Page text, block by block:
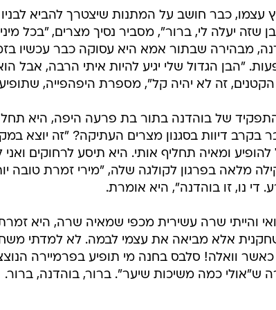
של אמא. גיא זוארץ עם מירי בוהדנה ורינת גבאי / רונן אקרמן
עצמו, כבר חושב על המתנות שיצטרך להביא
שזה יעלה לי, ברור", מסביר נסיך מצרים, "בכל
"הבן הגדול שלי יגיע להיות איתי הרבה, אבל
הקטנים, זה לא יהיה קל", מספרת היפהפייה,
של בוהדנה בתור בת פרעה היפה, היא